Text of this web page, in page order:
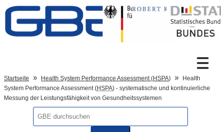
Zum Inhalt
Sprachumschaltung
Startseite Health System Performance Assessment (HSPA)
Health
System Performance Assessment (HSPA) - systematische und kontinuierliche
Messung der Leistungsfähigkeit von Gesundheitssystemen